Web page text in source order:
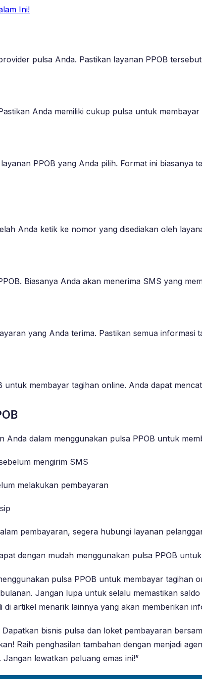
Ini!
pulsa Anda. Pastikan layanan PPOB
Anda memiliki cukup pulsa untuk
PPOB yang Anda pilih. Format ini
Anda ketik ke nomor yang disediakan oleh
Biasanya Anda akan menerima SMS yang
yang Anda terima. Pastikan semua informasi
membayar tagihan online. Anda dapat
Anda dalam menggunakan pulsa PPOB untuk
mengirim SMS
melakukan pembayaran
pembayaran, segera hubungi layanan
dengan mudah menggunakan pulsa PPOB
pulsa PPOB untuk membayar tagihan
Jangan lupa untuk selalu memastikan
di artikel menarik lainnya yang akan memberikan
bisnis pulsa dan loket pembayaran
Raih penghasilan tambahan dengan menjadi
lewatkan peluang emas ini!”